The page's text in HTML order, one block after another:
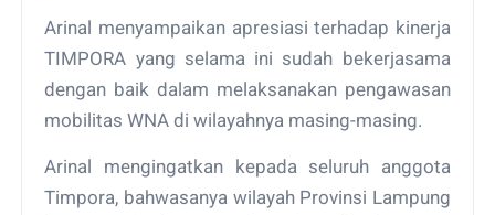
Arinal menyampaikan apresiasi terhadap kinerja
TIMPORA yang selama ini sudah bekerjasama
dengan baik dalam melaksanakan pengawasan
mobilitas WNA di wilayahnya masing-masing.
Arinal mengingatkan kepada seluruh anggota
Timpora, bahwasanya wilayah Provinsi Lampung